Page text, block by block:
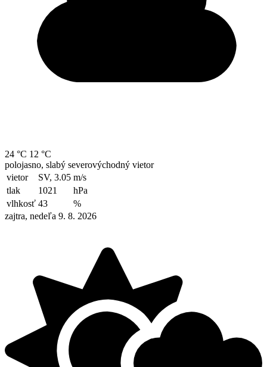
24 °C 12 °C
polojasno, slabý severovýchodný vietor
vietor
SV, 3.05 m/s
tlak
1021
hPa
vlhkosť 43
%
zajtra, nedeľa 9. 8. 2026